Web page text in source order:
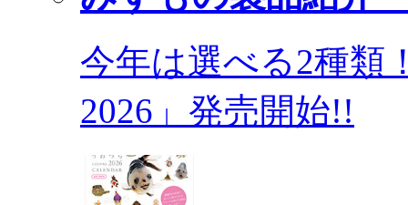
今年は選べる2種類
2026」発売開始!!